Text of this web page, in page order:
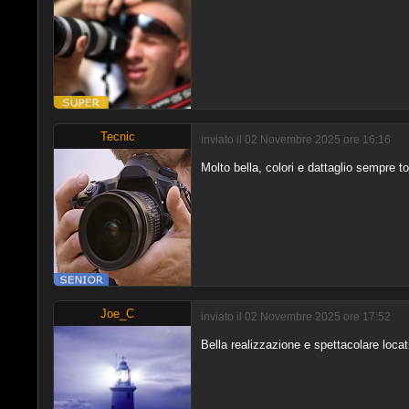
Tecnic inviato il 02 Novembre 2025 ore 16:16
Molto bella, colori e dattaglio sempre
Joe_C inviato il 02 Novembre 2025 ore 17:52
Bella realizzazione e spettacolare